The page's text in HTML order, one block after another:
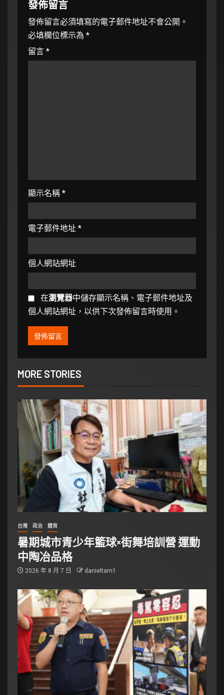
發佈留言
發佈留言必須填寫的電子郵件地址不會公開。
必填欄位標示為 *
留言 *
顯示名稱 *
電子郵件地址 *
個人網站網址
在瀏覽器中儲存顯示名稱、電子郵件地址及
個人網站網址，以供下次發佈留言時使用。
MORE STORIES
台灣 政治 體育
暑期城市青少年籃球×街舞培訓營 運動
中陶冶品格
2026 年 8 月 7 日 danieltarn1